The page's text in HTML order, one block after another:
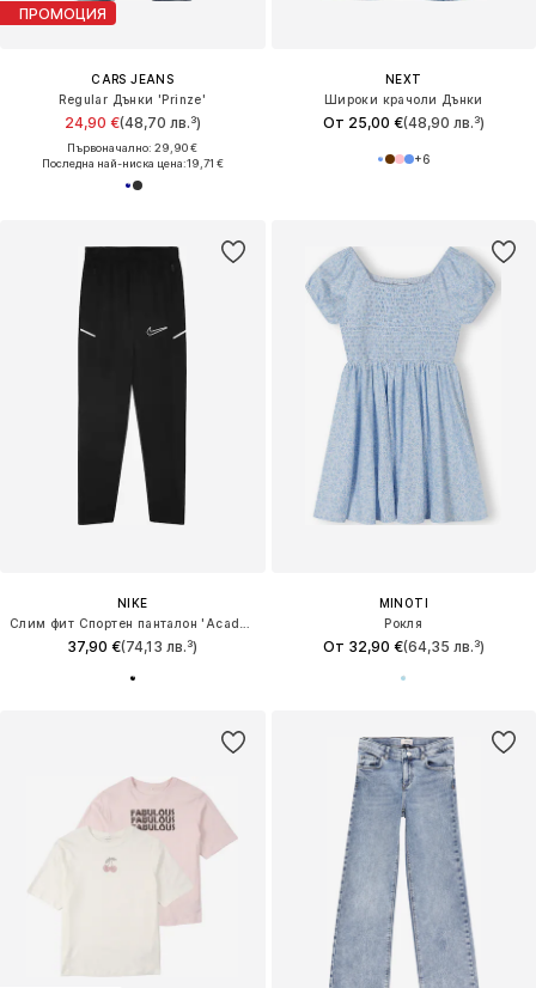
ПРОМОЦИЯ
CARS JEANS
Regular Дънки 'Prinze'
24,90 €(48,70 лв.³)
Първоначално: 29,90 €
Последна най-ниска цена:19,71 €
NEXT
Широки крачоли Дънки
От 25,00 €(48,90 лв.³)
+6
NIKE
37,90 €(74,13 лв.³)
MINOTI
Рокля
От 32,90 €(64,35 лв.³)